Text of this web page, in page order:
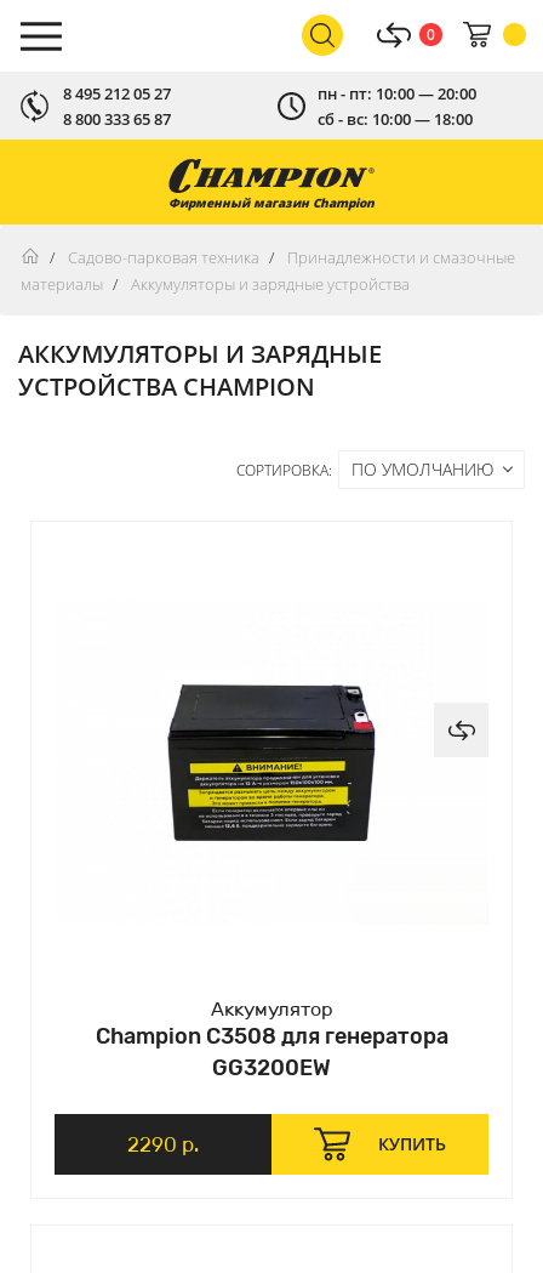
8 495 212 05 27
8 800 333 65 87
пн - пт: 10:00 — 20:00
сб - вс: 10:00 — 18:00
0
Фирменный магазин Champion
Садово-парковая техника
Принадлежности и смазочные
материалы
Аккумуляторы и зарядные устройства
АККУМУЛЯТОРЫ И ЗАРЯДНЫЕ
УСТРОЙСТВА CHAMPION
СОРТИРОВКА: ПО УМОЛЧАНИЮ
Аккумулятор
Champion C3508 для генератора
GG3200EW
2290 р. КУПИТЬ